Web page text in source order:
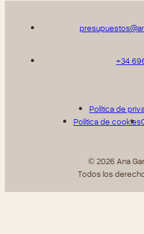
Política de
© 2026 Ana
Todos los